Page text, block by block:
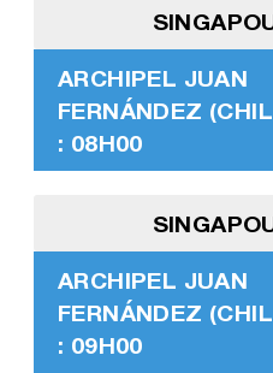
ARCHIPEL JUAN
FERNÁNDEZ
: 08H00
ARCHIPEL JUAN
FERNÁNDEZ
: 09H00